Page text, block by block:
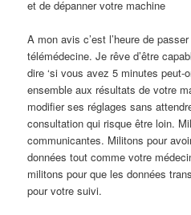
et de dépanner votre machine
A mon avis c’est l’heure de
télémédecine. Je rêve d’être
dire ‘si vous avez 5 minutes peut-
ensemble aux résultats de votre
modifier ses réglages sans
consultation qui risque être loin.
communicantes. Militons pour
données tout comme votre
militons pour que les données
pour votre suivi.